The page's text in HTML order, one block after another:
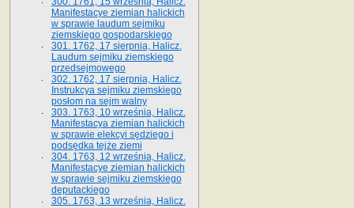
Manifestacye ziemian halickich
w sprawie laudum sejmiku
ziemskiego gospodarskiego
301. 1762, 17 sierpnia, Halicz.
Laudum sejmiku ziemskiego
przedsejmowego
302. 1762, 17 sierpnia, Halicz.
Instrukcya sejmiku ziemskiego
posłom na sejm walny
303. 1763, 10 września, Halicz.
Manifestacya ziemian halickich
w sprawie elekcyi sędziego i
podsędka tejże ziemi
304. 1763, 12 września, Halicz.
Manifestacye ziemian halickich
w sprawie sejmiku ziemskiego
deputackiego
305. 1763, 13 września, Halicz.